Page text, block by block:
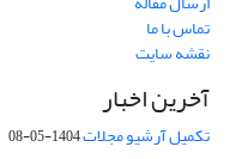
تماس با ما
نقشه سایت
آخرین اخبار
تکمیل آرشیو مجلات1404-05-08